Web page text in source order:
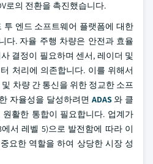
로의 전환을 촉진했습니다.
투 엔드 소프트웨어 플랫폼에 대한
다. 자율 주행 차량은 안전과 효율
결정이 필요하며 센서, 레이더 및
처리에 의존합니다. 이를 위해서
차량 간 통신을 위한 정교한 소프
자율성을 달성하려면 ADAS와 클
활한 통합이 필요합니다. 업계가
서 레벨 5)으로 발전함에 따라 이
요한 역할을 하여 상당한 시장 성